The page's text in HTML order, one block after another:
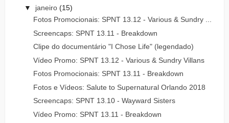
▼ janeiro (15)
Fotos Promocionais: SPNT 13.12 - Various & Sundry ...
Screencaps: SPNT 13.11 - Breakdown
Clipe do documentário "I Chose Life" (legendado)
Vídeo Promo: SPNT 13.12 - Various & Sundry Villans
Fotos Promocionais: SPNT 13.11 - Breakdown
Fotos e Vídeos: Salute to Supernatural Orlando 2018
Screencaps: SPNT 13.10 - Wayward Sisters
Vídeo Promo: SPNT 13.11 - Breakdown